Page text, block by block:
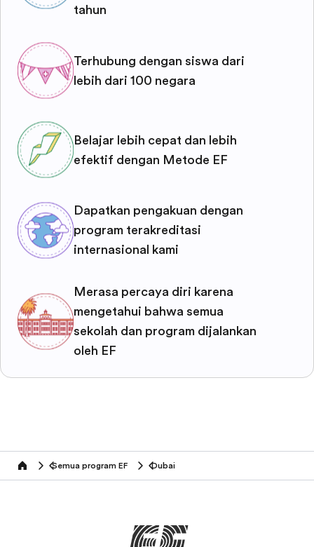
tahun
Terhubung dengan siswa dari
lebih dari 100 negara
Belajar lebih cepat dan lebih
efektif dengan Metode EF
Dapatkan pengakuan dengan
program terakreditasi
internasional kami
Merasa percaya diri karena
mengetahui bahwa semua
sekolah dan program dijalankan
oleh EF
home Semua program EF Dubai